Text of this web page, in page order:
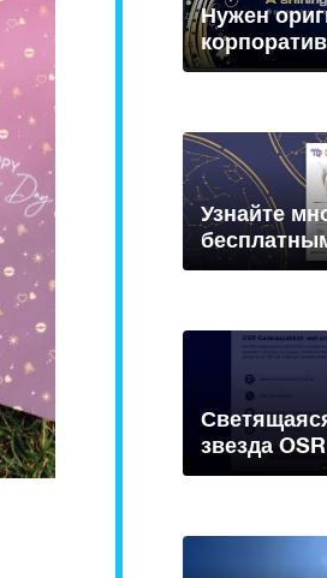
Нужен
Узнайте
звезда OSR